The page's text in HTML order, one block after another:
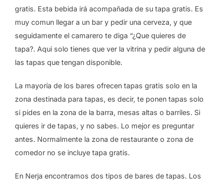
gratis. Esta bebida irá acompañada de su tapa gratis. Es
muy comun llegar a un bar y pedir una cerveza, y que
seguidamente el camarero te diga “¿Que quieres de
tapa?. Aqui solo tienes que ver la vitrina y pedir alguna de
las tapas que tengan disponible.
La mayoría de los bares ofrecen tapas gratis solo en la
zona destinada para tapas, es decir, te ponen tapas solo
si pides en la zona de la barra, mesas altas o barriles. Si
quieres ir de tapas, y no sabes. Lo mejor es preguntar
antes. Normalmente la zona de restaurante o zona de
comedor no se incluye tapa gratis.
En Nerja encontramos dos tipos de bares de tapas. Los